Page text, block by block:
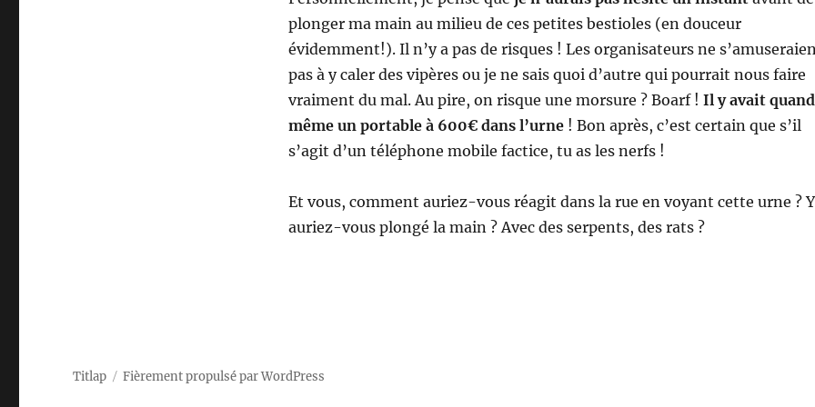
plonger ma main au milieu de ces petites bestioles (en douceur
évidemment!). Il n’y a pas de risques ! Les organisateurs ne
pas à y caler des vipères ou je ne sais quoi d’autre qui pourrait nous faire
vraiment du mal. Au pire, on risque une morsure ? Boarf ! Il y avait quand
même un portable à 600€ dans l’urne! Bon après, c’est certain que s’il
s’agit d’un téléphone mobile factice, tu as les nerfs !
Et vous, comment auriez-vous réagit dans la rue en voyant cette urne ? Y
auriez-vous plongé la main ? Avec des serpents, des rats ?
Titlap Fièrement propulsé par WordPress